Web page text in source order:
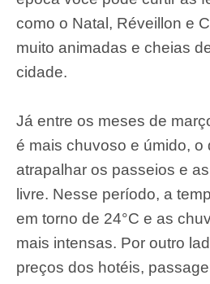
como o Natal, Réveillon e
muito animadas e cheias
cidade.
Já entre os meses de
é mais chuvoso e úmido, o
atrapalhar os passeios e
livre. Nesse período, a
em torno de 24°C e as
mais intensas. Por outro
preços dos hotéis,